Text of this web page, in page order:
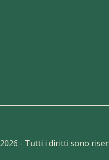
2026 - Tutti i diritti sono